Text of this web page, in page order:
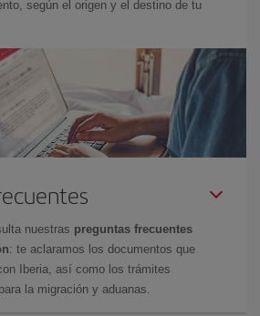
según el origen y el destino de tu
nuestras preguntas frecuentes
: te aclaramos los documentos que
Iberia, así como los trámites
la migración y aduanas.